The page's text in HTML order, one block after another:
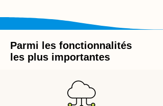
effectués après cette date. Ces
travaux peuvent inclure
l'installation de nouveaux
systèmes d'énergie
performance énergétique.
Diagnostic de Performance
Parmi les fonctionnalités
les plus importantes